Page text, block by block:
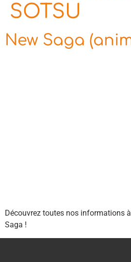
SOTSU
New Saga
Découvrez toutes nos informations
Saga !